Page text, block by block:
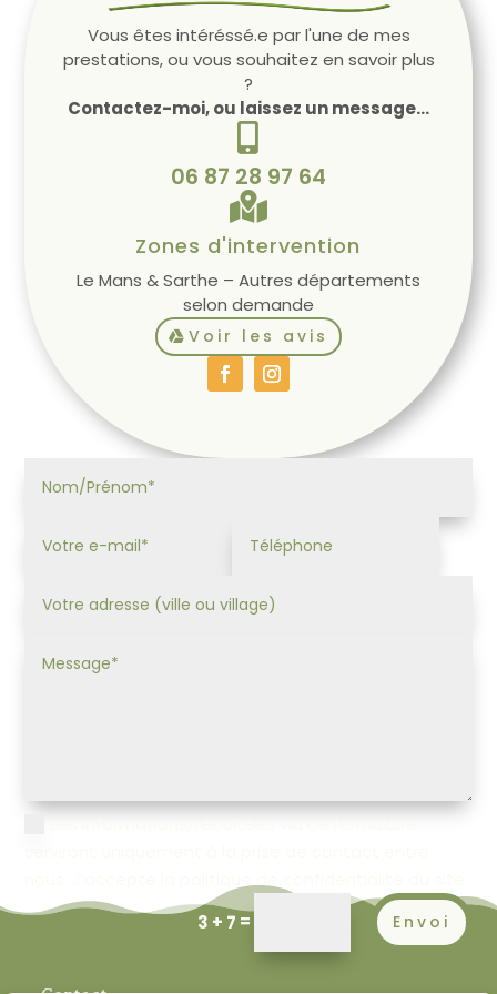
Vous êtes intéréssé.e par l'une de mes
prestations, ou vous souhaitez en savoir plus
?
Contactez-moi, ou laissez un message...

06 87 28 97 64

Zones d'intervention
Le Mans & Sarthe – Autres départements
selon demande
Voir les avis
3 + 7 = Envoi